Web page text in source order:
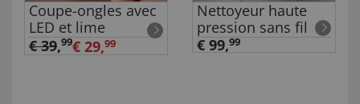
Coupe-ongles avec
LED et lime
€ 39,99€ 29,99
Nettoyeur haute
pression sans fil
€ 99,99